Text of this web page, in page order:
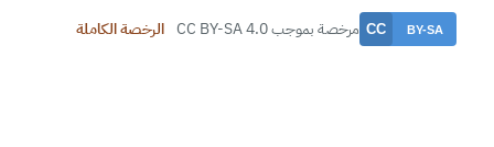
مرخصة بموجب CC BY-SA 4.0 الرخصة الكاملة